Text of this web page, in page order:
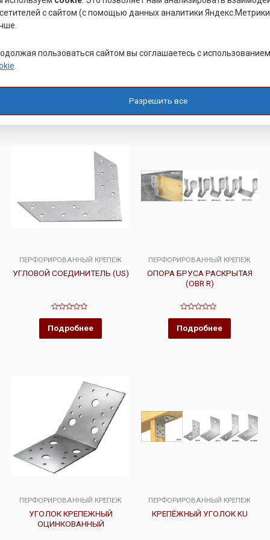
такие виды:
• анкерный,
• z-образный,
ПЕРФОРИРОВАННЫЙ КРЕПЕЖ
УГЛОВОЙ СОЕДИНИТЕЛЬ (US)
Оценка
из
Подробнее
ПЕРФОРИРОВАННЫЙ КРЕПЕЖ
ОПОРА БРУСА РАСКРЫТАЯ
(OBR R)
Оценка
из
Подробнее
ПЕРФОРИРОВАННЫЙ КРЕПЕЖ
УГОЛОК КРЕПЕЖНЫЙ
ОЦИНКОВАННЫЙ
ПЕРФОРИРОВАННЫЙ КРЕПЕЖ
КРЕПЁЖНЫЙ УГОЛОК KU
с сайтом (с помощью данных аналитики
пользоваться сайтом вы соглашаетесь с
Разрешить все